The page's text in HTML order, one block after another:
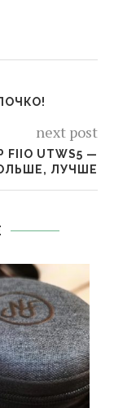
next post
FIIO UTWS5 —
ЛУЧШЕ